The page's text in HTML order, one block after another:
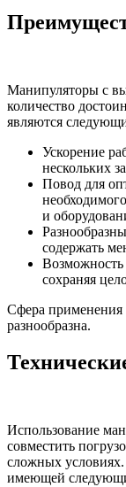
Манипуляторы с
количество
являются
Ускорение
нескольких
Повод для
и
содержать
Возможность
сохраняя
Сфера
разнообразна.
Использование
совместить
сложных
имеющей